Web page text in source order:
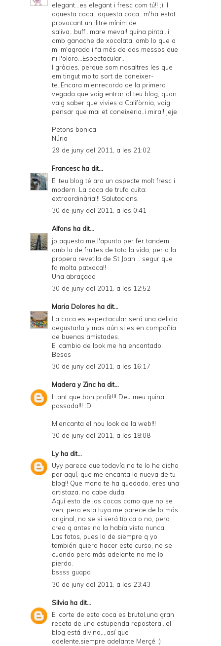
elegant...es elegant i fresc com tú!! ;). I
aquesta coca...aquesta coca...m'ha estat
provocant un llitre mínim de
saliva...buff...mare meva!! quina pinta...i
amb ganache de xocolata, amb lo que a
mi m'agrada i fa més de dos messos que
ni l'oloro...Espectacular..
I gràcies, perque som nosaltres les que
em tingut molta sort de coneixer-
te..Encara m¡enrecordo de la primera
vegada que vaig entrar al teu blog, quan
vaig saber que vivies a Califòrnia, vaig
pensar que mai et coneixeria..i mira!! jeje.
Petons bonica
Núria
29 de juny del 2011, a les 21:02
Francesc ha dit...
El teu blog té ara un aspecte molt fresc i
modern. La coca de trufa cuita:
extraordinària!!! Salutacions.
30 de juny del 2011, a les 0:41
Alfons ha dit...
jo aquesta me l'apunto per fer tandem
amb la de fruites de tota la vida, per a la
propera revetlla de St Joan .. segur que
fa molta patxoca!!
Una abraçada
30 de juny del 2011, a les 12:52
Maria Dolores ha dit...
La coca es espectacular será una delicia
degustarla y mas aún si es en compañía
de buenas amistades.
El cambio de look me ha encantado.
Besos
30 de juny del 2011, a les 16:17
Madera y Zinc ha dit...
I tant que bon profit!!! Deu meu quina
passada!!! :D
M'encanta el nou look de la web!!!
30 de juny del 2011, a les 18:08
Lyha dit...
Uyy parece que todavía no te lo he dicho
por aquí, que me encanta la nueva de tu
blog!! Que mono te ha quedado, eres una
artistaza, no cabe duda.
Aquí esto de las cocas como que no se
ven, pero esta tuya me parece de lo más
original, no se si será típica o no, pero
creo q antes no la había visto nunca.
Las fotos, pues lo de siempre q yo
también quiero hacer este curso, no se
cuando pero más adelante no me lo
pierdo.
bssss guapa
30 de juny del 2011, a les 23:43
Silvia ha dit...
El corte de esta coca es brutal,una gran
receta de una estupenda repostera...el
blog está divino,,,,así que
adelente,siempre adelante Merçé ;)